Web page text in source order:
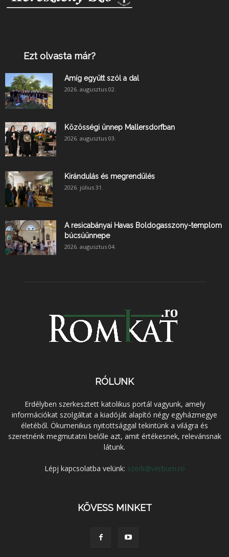
Ezt olvasta már?
Amíg együtt szól a dal
2026. augusztus 02.
Közösségi ünnep Mallersdorfban
2026. augusztus 03.
Kirándulás és megrendülés
2026. július 31.
A resicabányai Havas Boldogasszony-templom
búcsúünnepe
2026. augusztus 04.
RÓLUNK
Erdélyben szerkesztett katolikus portál vagyunk, amely
információkat szolgáltat a kiadóját alapító négy egyházmegye
életéből. Ökumenikus nyitottsággal tekintünk a világra és
szeretnénk megmutatni belőle azt, amit értékesnek, relevánsnak
látunk.
Lépj kapcsolatba velünk: szerk@verbum.ro
KÖVESS MINKET